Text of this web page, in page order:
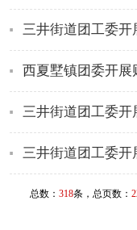
三井街道团工委开
西夏墅镇团委开
三井街道团工委开
三井街道团工委开
总数： 318条，总页数：